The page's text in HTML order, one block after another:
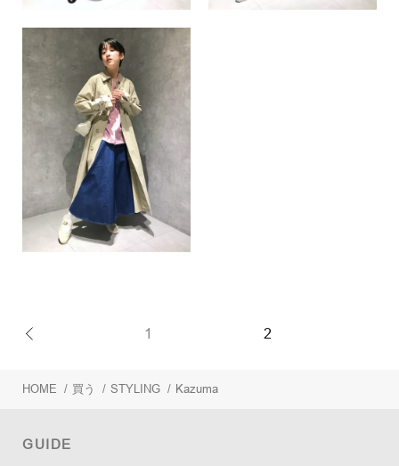
1 2
HOME / 買う / STYLING / Kazuma
GUIDE